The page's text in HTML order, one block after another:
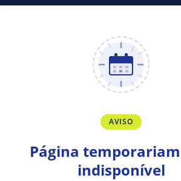
AVISO
Página
indisponível